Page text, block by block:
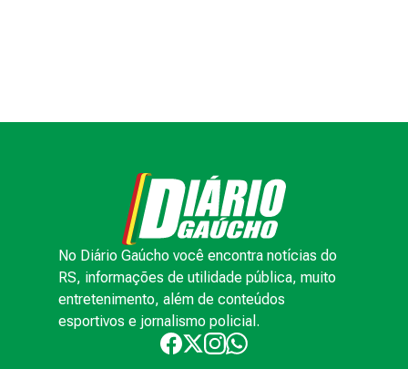
No Diário Gaúcho você encontra notícias do
RS, informações de utilidade pública, muito
entretenimento, além de conteúdos
esportivos e jornalismo policial.